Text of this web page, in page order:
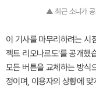
▲ 최근 소니가 공
이 기사를 마무리하려는 시
젝트 리오나르도'를 공개했
모든 버튼을 교체하는 방식
정이며, 이용자의 상황에